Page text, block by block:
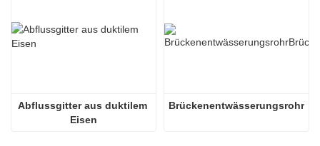
Abflussgitter aus duktilem
Eisen
Brückenentwässerungsrohr